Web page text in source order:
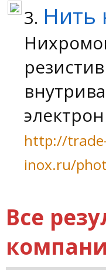
3. Нить
http://
inox.ru/
Все